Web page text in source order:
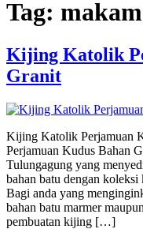
Tag:
Kijing Katolik
Granit
Kijing Katolik Perjamuan
Perjamuan Kudus Bahan
Tulungagung yang
bahan batu dengan
Bagi anda yang
bahan batu marmer
pembuatan kijing […]